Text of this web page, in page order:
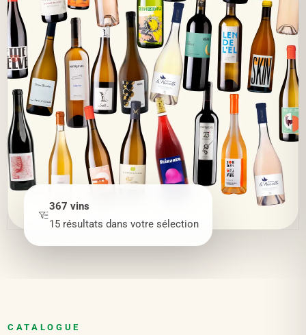
367 vins
15 résultats dans votre sélection
CATALOGUE